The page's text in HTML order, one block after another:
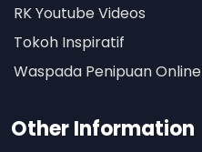
RK Youtube Videos
Tokoh Inspiratif
Waspada Penipuan Online
Other Information